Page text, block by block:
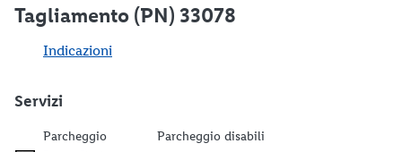
Tagliamento (PN) 33078
Indicazioni
Servizi
Parcheggio
Parcheggio disabili